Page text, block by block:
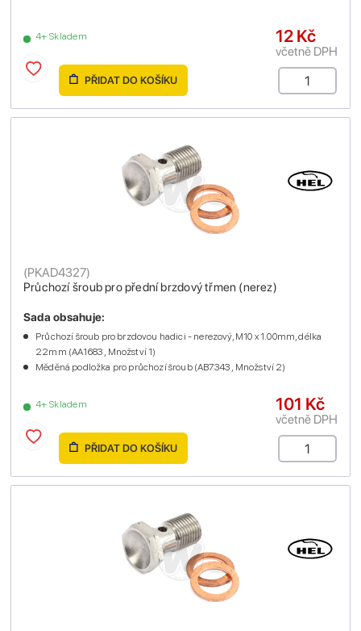
4+ Skladem 12 Kč
včetně DPH
PŘIDAT DO KOŠÍKU
Průchozí šroub pro přední brzdový třmen (nerez)
(PKAD4327)
4+ Skladem
Sada obsahuje:
Průchozí šroub pro brzdovou hadici - nerezový, M10 x 1.00mm, délka
22mm (AA1683 , Množství 1)
Měděná podložka pro průchozí šroub (AB7343 , Množství 2)
101 Kč
včetně DPH
PŘIDAT DO KOŠÍKU